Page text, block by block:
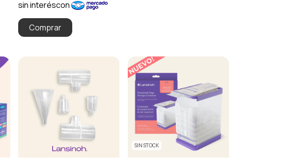
SIN STOCK